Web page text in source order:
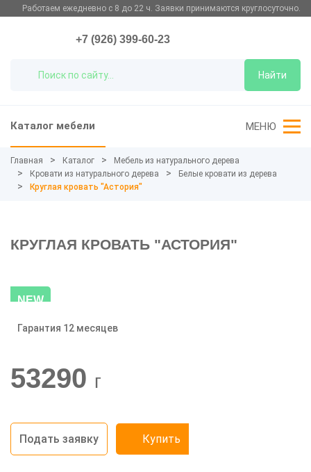
Работаем ежедневно с 8 до 22 ч. Заявки принимаются круглосуточно.
Найти
+7 (926) 399-60-23
Каталог мебели МЕНЮ
Главная Каталог
Мебель из натурального дерева
Кровати из натурального дерева
Белые кровати из дерева
Круглая кровать "Астория"
КРУГЛАЯ КРОВАТЬ "АСТОРИЯ"
NEW
-20%
Гарантия 12 месяцев
53290 г
Подать заявку Купить